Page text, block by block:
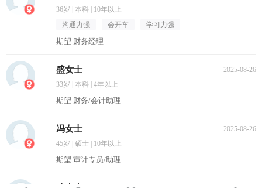
36岁 | 本科 | 10年以上
沟通力强
会开车 学习力强
期望 财务经理
盛女士
2025-08-26
33岁 | 本科 | 4年以上
期望 财务/会计助理
冯女士
2025-08-26
45岁 | 硕士 | 10年以上
期望 审计专员/助理